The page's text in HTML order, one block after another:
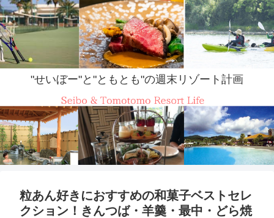
"せいぼー"と"ともとも"の週末リゾート計画
粒あん好きにおすすめの和菓子ベストセレ
クション！きんつば・羊羹・最中・どら焼